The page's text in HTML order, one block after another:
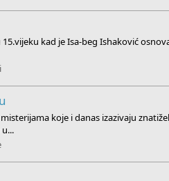
kad je Isa-beg Ishaković
koje i danas izazivaju